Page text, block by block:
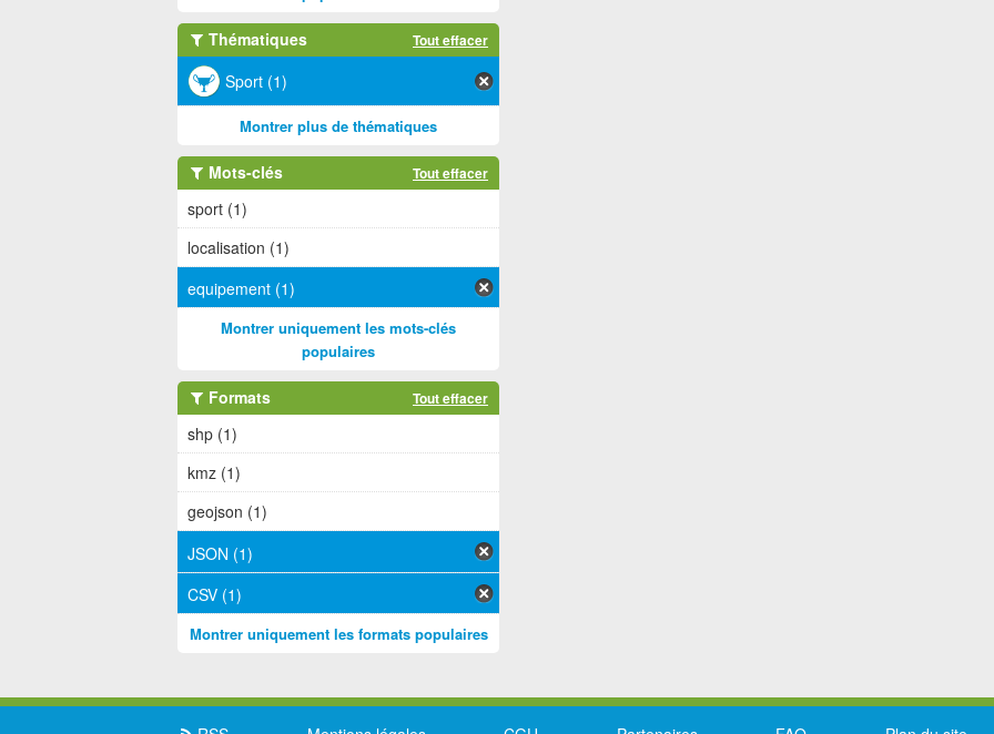
Thématiques Tout effacer
Sport (1)
Montrer plus de thématiques
Mots-clés Tout effacer
sport (1)
localisation (1)
equipement (1)
Montrer uniquement les mots-clés
populaires
Formats Tout effacer
shp (1)
kmz (1)
geojson (1)
JSON (1)
CSV (1)
Montrer uniquement les formats populaires